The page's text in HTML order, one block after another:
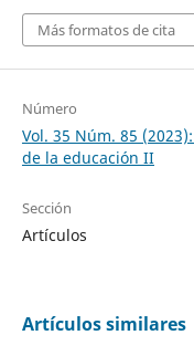
Más formatos de cita
Número
Vol. 35 Núm. 85
de la educación II
Sección
Artículos
Artículos similares